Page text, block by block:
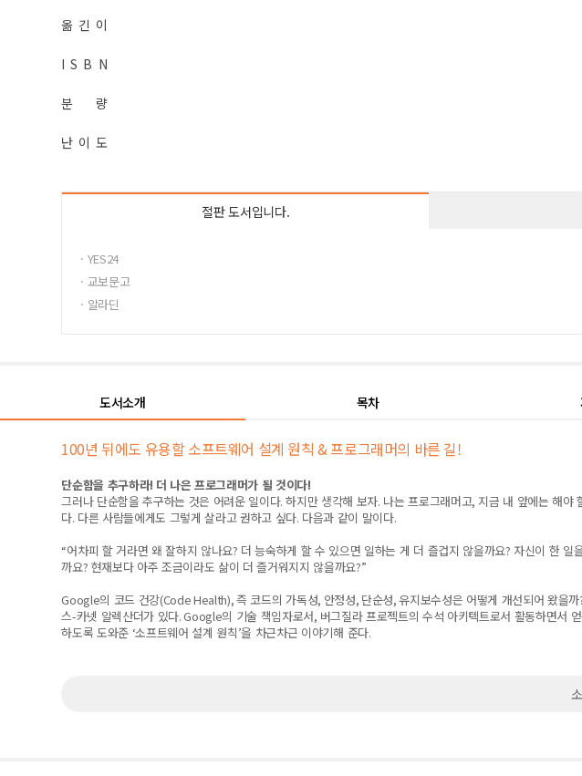
옮 긴 이
I S B N
분 량
난 이 도
절판 도서입니다.
· YES24
· 교보문고
· 알라딘
도서소개 목차
100년 뒤에도 유용할 소프트웨어 설계 원칙 & 프로그래머의 바른 길!
단순함을 추구하라! 더 나은 프로그래머가 될 것이다!
그러나 단순함을 추구하는 것은 어려운 일이다.하지만 생각해 보자. 나는 프로그래머고, 지금 내 앞에는 해야
다. 다른 사람들에게도 그렇게 살라고 권하고 싶다. 다음과 같이 말이다.
“어차피 할 거라면 왜 잘하지 않나요? 더 능숙하게 할 수 있으면 일하는 게 더 즐겁지 않을까요? 자신이 한 일
까요? 현재보다 아주 조금이라도 삶이 더 즐거워지지 않을까요?”
Google의 코드 건강(Code Health),즉 코드의 가독성, 안정성, 단순성,유지보수성은 어떻게 개선되어 왔을까
스-카넷 알렉산더가 있다. Google의 기술 책임자로서, 버그질라 프로젝트의 수석 아키텍트로서 활동하면서
하도록 도와준 ‘소프트웨어 설계 원칙’을 차근차근 이야기해 준다.